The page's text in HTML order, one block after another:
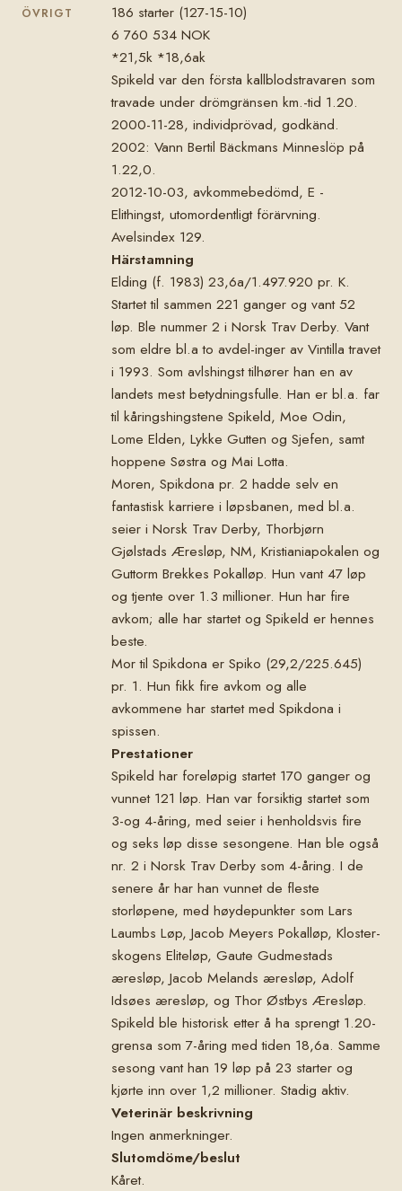
ÖVRIGT
186 starter (127-15-10)
6 760 534 NOK
*21,5k *18,6ak
Spikeld var den första kallblodstravaren som
travade under drömgränsen km.-tid 1.20.
2000-11-28, individprövad, godkänd.
2002: Vann Bertil Bäckmans Minneslöp på
1.22,0.
2012-10-03, avkommebedömd, E -
Elithingst, utomordentligt förärvning.
Avelsindex 129.
Härstamning
Elding (f. 1983) 23,6a/1.497.920 pr. K.
Startet til sammen 221 ganger og vant 52
løp. Ble nummer 2 i Norsk Trav Derby. Vant
som eldre bl.a to avdel-inger av Vintilla travet
i 1993. Som avlshingst tilhører han en av
landets mest betydningsfulle. Han er bl.a. far
til kåringshingstene Spikeld, Moe Odin,
Lome Elden, Lykke Gutten og Sjefen, samt
hoppene Søstra og Mai Lotta.
Moren, Spikdona pr. 2 hadde selv en
fantastisk karriere i løpsbanen, med bl.a.
seier i Norsk Trav Derby, Thorbjørn
Gjølstads Æresløp, NM, Kristianiapokalen og
Guttorm Brekkes Pokalløp. Hun vant 47 løp
og tjente over 1.3 millioner. Hun har fire
avkom; alle har startet og Spikeld er hennes
beste.
Mor til Spikdona er Spiko (29,2/225.645)
pr. 1. Hun fikk fire avkom og alle
avkommene har startet med Spikdona i
spissen.
Prestationer
Spikeld har foreløpig startet 170 ganger og
vunnet 121 løp. Han var forsiktig startet som
3-og 4-åring, med seier i henholdsvis fire
og seks løp disse sesongene. Han ble også
nr. 2 i Norsk Trav Derby som 4-åring. I de
senere år har han vunnet de fleste
storløpene, med høydepunkter som Lars
Laumbs Løp, Jacob Meyers Pokalløp, Kloster-
skogens Eliteløp, Gaute Gudmestads
æresløp, Jacob Melands æresløp, Adolf
Idsøes æresløp, og Thor Østbys Æresløp.
Spikeld ble historisk etter å ha sprengt 1.20-
grensa som 7-åring med tiden 18,6a. Samme
sesong vant han 19 løp på 23 starter og
kjørte inn over 1,2 millioner. Stadig aktiv.
Veterinär beskrivning
Ingen anmerkninger.
Slutomdöme/beslut
Kåret.